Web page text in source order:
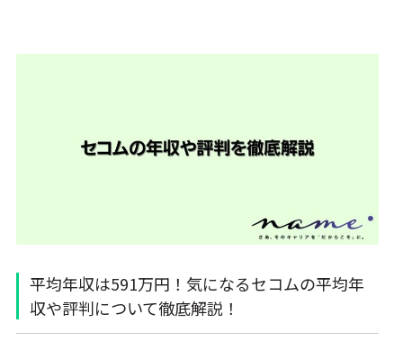
平均年収は591万円！気になるセコムの平均年
収や評判について徹底解説！